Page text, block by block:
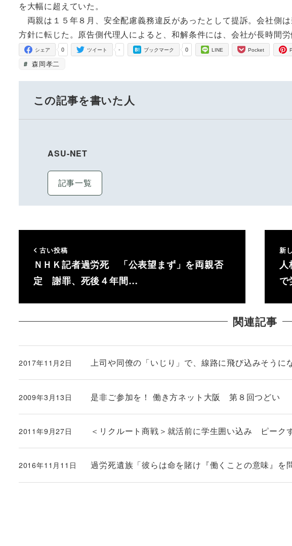
を大幅に超えていた。
両親は１５年８月、安全配慮義務違反があったとして提訴。会社側
方針に転じた。原告側代理人によると、和解条件には、会社が長時間
0
シェア -
ツイート 0
ブックマーク LINE Pocket
森岡孝二
この記事を書いた人
ASU-NET
記事一覧
古い投稿
ＮＨＫ記者過労死 「公表望まず」を両親否
定 謝罪、死後４年間…
新
で
関連記事
上司や同僚の「いじり」で、線路に飛び込みそうに
投稿日
2017年11月2日
是非ご参加を！ 働き方ネット大阪 第８回つどい
投稿日
2009年3月13日
＜リクルート商戦＞就活前に学生囲い込み ピーク
投稿日
2011年9月27日
過労死遺族「彼らは命を賭け『働くことの意味』を
投稿日
2016年11月11日